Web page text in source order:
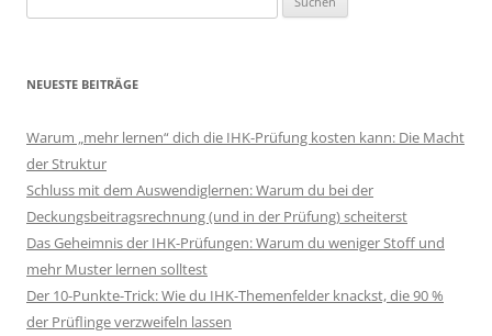
nach:
NEUESTE BEITRÄGE
Warum „mehr lernen“ dich die IHK-Prüfung kosten kann: Die Macht
der Struktur
Schluss mit dem Auswendiglernen: Warum du bei der
Deckungsbeitragsrechnung (und in der Prüfung) scheiterst
Das Geheimnis der IHK-Prüfungen: Warum du weniger Stoff und
mehr Muster lernen solltest
Der 10-Punkte-Trick: Wie du IHK-Themenfelder knackst, die 90 %
der Prüflinge verzweifeln lassen